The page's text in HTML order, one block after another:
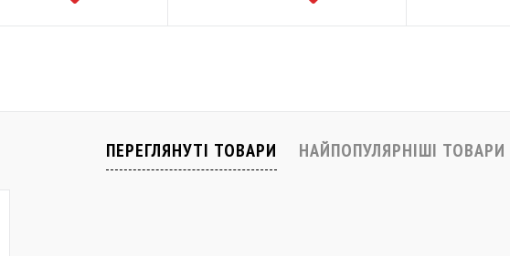
ПЕРЕГЛЯНУТІ ТОВАРИ НАЙПОПУЛЯРНІШІ ТОВАРИ